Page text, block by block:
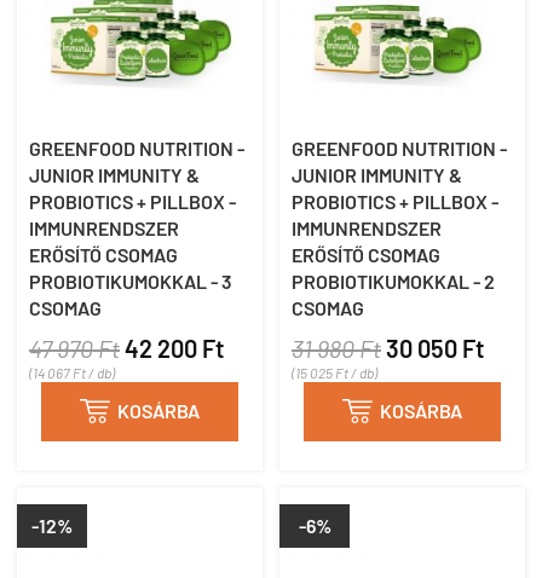
GREENFOOD NUTRITION -
JUNIOR IMMUNITY &
PROBIOTICS + PILLBOX -
IMMUNRENDSZER
ERŐSÍTŐ CSOMAG
PROBIOTIKUMOKKAL - 3
CSOMAG
47 970 Ft42 200 Ft
(14 067 Ft / db)
 KOSÁRBA
GREENFOOD NUTRITION -
JUNIOR IMMUNITY &
PROBIOTICS + PILLBOX -
IMMUNRENDSZER
ERŐSÍTŐ CSOMAG
PROBIOTIKUMOKKAL - 2
CSOMAG
31 980 Ft30 050 Ft
(15 025 Ft / db)
 KOSÁRBA
-12% -6%